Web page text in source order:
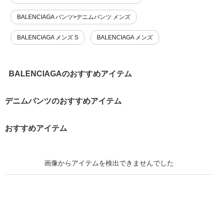
BALENCIAGA パンツ>デニムパンツ メンズ
BALENCIAGA メンズ S BALENCIAGA メンズ
BALENCIAGAのおすすめアイテム
デニムパンツのおすすめアイテム
おすすめアイテム